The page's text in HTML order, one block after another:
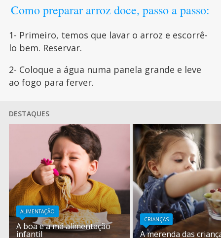
Como preparar arroz doce, passo a passo:
1- Primeiro, temos que lavar o arroz e escorrê-
lo bem. Reservar.
2- Coloque a água numa panela grande e leve
ao fogo para ferver.
DESTAQUES
ALIMENTAÇÃO
A boa e a má alimentação
infantil
CRIANÇAS
A merenda das